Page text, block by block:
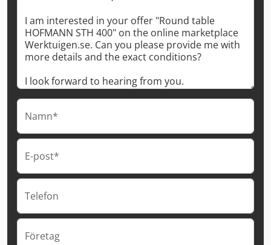
Namn*
E-post*
Telefon
Företag